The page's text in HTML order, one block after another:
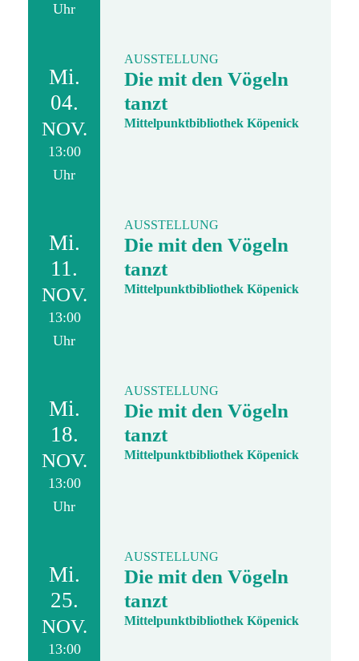
Uhr
Mi.
04.
NOV.
13:00
Uhr
AUSSTELLUNG
Die mit den Vögeln
tanzt
Mittelpunktbibliothek Köpenick
Mi.
11.
NOV.
13:00
Uhr
AUSSTELLUNG
Die mit den Vögeln
tanzt
Mittelpunktbibliothek Köpenick
Mi.
18.
NOV.
13:00
Uhr
AUSSTELLUNG
Die mit den Vögeln
tanzt
Mittelpunktbibliothek Köpenick
Mi.
25.
NOV.
13:00
AUSSTELLUNG
Die mit den Vögeln
tanzt
Mittelpunktbibliothek Köpenick